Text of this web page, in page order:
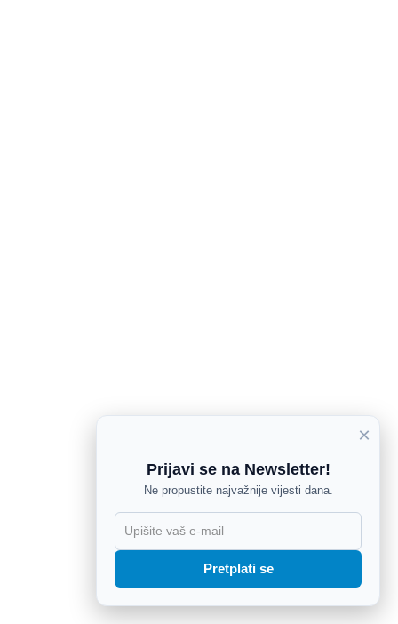
×
Prijavi se na Newsletter!
Ne propustite najvažnije vijesti dana.
Pretplati se